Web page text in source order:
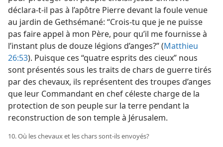
déclara-​t-​il pas à l’apôtre Pierre devant la foule venue
au jardin de Gethsémané: “Crois-​tu que je ne puisse
pas faire appel à mon Père, pour qu’il me fournisse à
l’instant plus de douze légions d’anges?” (Matthieu
26:53). Puisque ces “quatre esprits des cieux” nous
sont présentés sous les traits de chars de guerre tirés
par des chevaux, ils représentent des troupes d’anges
que leur Commandant en chef céleste charge de la
protection de son peuple sur la terre pendant la
reconstruction de son temple à Jérusalem.
10. Où les chevaux et les chars sont-​ils envoyés?